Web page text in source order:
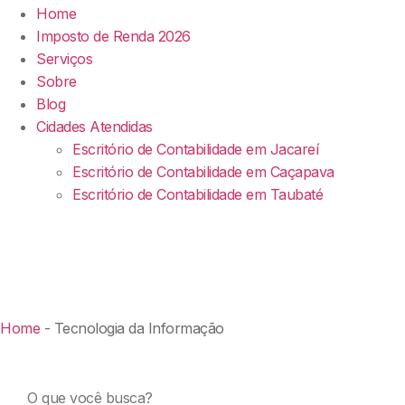
Home
Imposto de Renda 2026
Serviços
Sobre
Blog
Cidades Atendidas
Escritório de Contabilidade em Jacareí
Escritório de Contabilidade em Caçapava
Escritório de Contabilidade em Taubaté
Home - Tecnologia da Informação